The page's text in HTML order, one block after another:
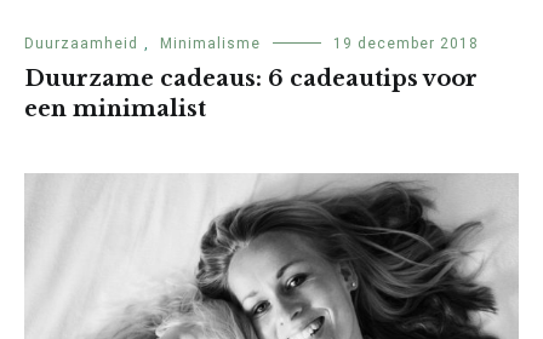
Duurzaamheid , Minimalisme 19 december 2018
Duurzame cadeaus: 6 cadeautips voor
een minimalist